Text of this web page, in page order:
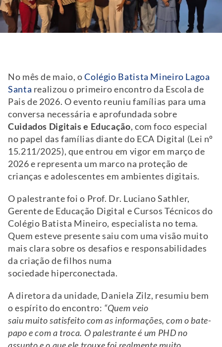
No mês de maio, oColégio Batista Mineiro Lagoa
Santa realizou o primeiro encontro da Escola de
Pais de 2026. O evento reuniu famílias para uma
conversa necessária e aprofundada sobre
Cuidados Digitais e Educação, com foco especial
no papel das famílias diante do ECA Digital (Lei nº
15.211/2025), que entrou em vigor em março de
2026 e representa um marco na proteção de
crianças e adolescentes em ambientes digitais.
O palestrante foi o Prof. Dr. Luciano Sathler,
Gerente de Educação Digital e Cursos Técnicos do
Colégio Batista Mineiro, especialista no tema.
Quem esteve presente saiu com uma visão muito
mais clara sobre os desafios e responsabilidades
da criação de filhos numa
sociedade hiperconectada.
A diretora da unidade, Daniela Zilz, resumiu bem
o espírito do encontro: “Quem veio
saiu muito satisfeito com as informações, com o bate-
papo e com a troca. O palestrante é um PHD no